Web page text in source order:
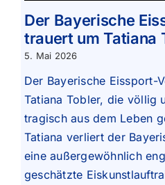
Der Bayerische
trauert um Tatiana
5. Mai 2026
Der Bayerische Eissport-
Tatiana Tobler, die völlig
tragisch aus dem Leben
Tatiana verliert der
eine außergewöhnlich
geschätzte